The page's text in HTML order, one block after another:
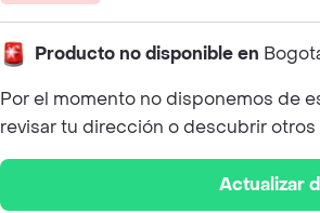
Producto no disponible en
Por el momento no disponemos de
revisar tu dirección o descubrir
Actualizar